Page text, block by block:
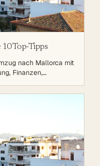
Top-Tipps
nach Mallorca mit
Finanzen,